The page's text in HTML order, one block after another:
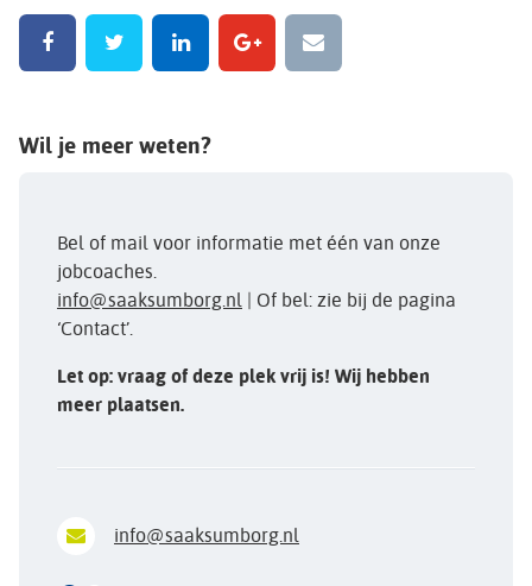
Wil je meer weten?
Bel of mail voor informatie met één van onze
jobcoaches.
info@saaksumborg.nl | Of bel: zie bij de pagina
‘Contact’.
Let op: vraag of deze plek vrij is! Wij hebben
meer plaatsen.
info@saaksumborg.nl